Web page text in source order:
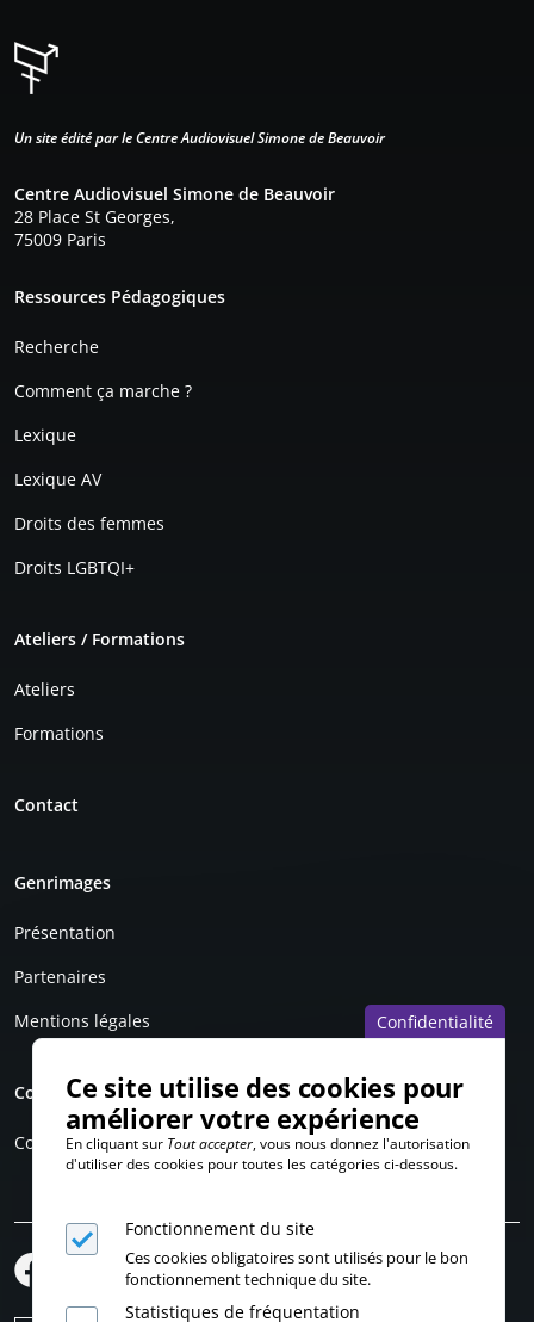
Un site édité par le Centre Audiovisuel Simone de Beauvoir
Centre Audiovisuel Simone de Beauvoir
28 Place St Georges,
75009 Paris
Ressources Pédagogiques
Recherche
Comment ça marche ?
Lexique
Lexique AV
Droits des femmes
Droits LGBTQI+
Ateliers / Formations
Ateliers
Formations
Contact
Genrimages
Présentation
Partenaires
Mentions légales
Compte personnel
Connexion
Confidentialité
Ce site utilise des cookies pour
améliorer votre expérience
En cliquant sur Tout accepter, vous nous donnez l'autorisation
d'utiliser des cookies pour toutes les catégories ci-dessous.
Fonctionnement du site
Ces cookies obligatoires sont utilisés pour le bon
fonctionnement technique du site.
Statistiques de fréquentation